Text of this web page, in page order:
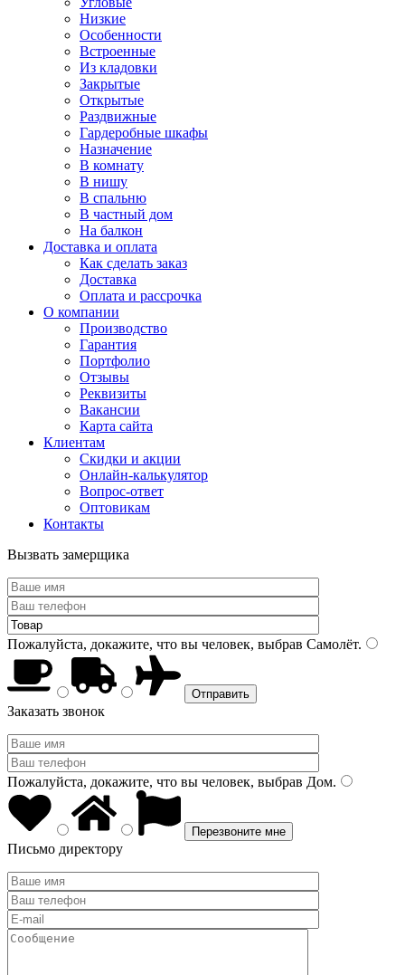
Низкие
Особенности
Встроенные
Из кладовки
Закрытые
Открытые
Раздвижные
Гардеробные шкафы
Назначение
В комнату
В нишу
В спальню
В частный дом
На балкон
Доставка и оплата
Как сделать заказ
Доставка
Оплата и рассрочка
О компании
Производство
Гарантия
Портфолио
Отзывы
Реквизиты
Вакансии
Карта сайта
Клиентам
Скидки и акции
Онлайн-калькулятор
Вопрос-ответ
Оптовикам
Контакты
Вызвать замерщика
Пожалуйста, докажите, что вы человек, выбрав Самолёт.
Заказать звонок
Пожалуйста, докажите, что вы человек, выбрав Дом.
Письмо директору